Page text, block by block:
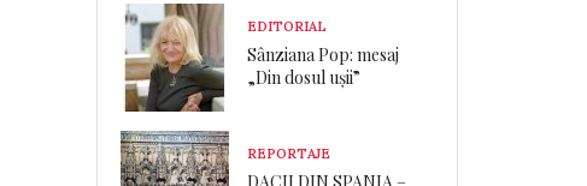
EDITORIAL
Sânziana Pop: mesaj
„Din dosul ușii”
REPORTAJE